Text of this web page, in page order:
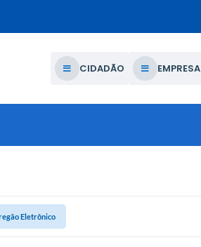
CIDADÃO EMPRESA
Eletrônico